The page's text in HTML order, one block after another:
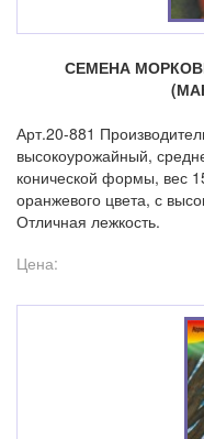
СЕМЕНА
Арт.20-881
высокоурожайный,
конической формы, вес
оранжевого цвета, с
Отличная лежкость.
Цена: